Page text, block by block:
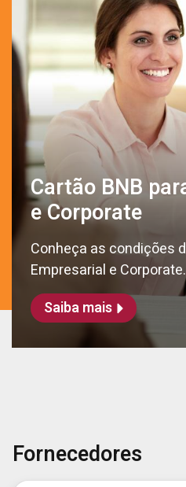
Cartão BNB
e Corporate
Conheça as condições
Empresarial e Corporate.
Saiba mais
Fornecedores